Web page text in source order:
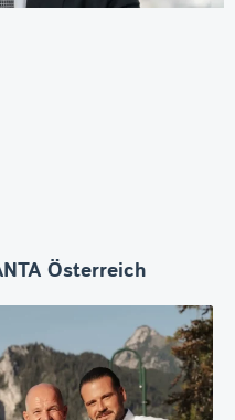
Österreich